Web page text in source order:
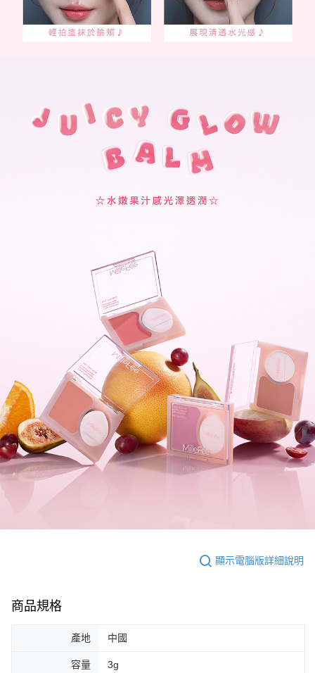
顯示電腦版詳細說明
商品規格
產地 中國
容量 3g